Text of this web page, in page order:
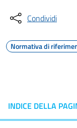
Condividi
Normativa di
INDICE DELLA